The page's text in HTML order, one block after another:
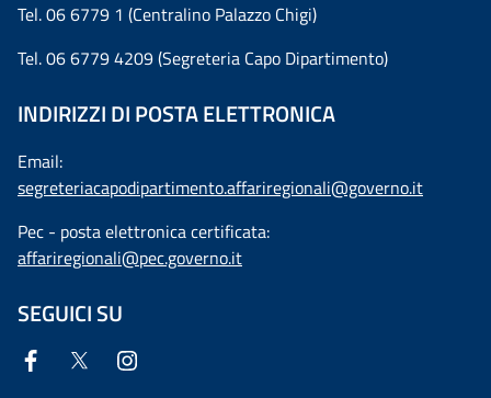
Tel. 06 6779 1 (Centralino Palazzo Chigi)
Tel. 06 6779 4209 (Segreteria Capo Dipartimento)
INDIRIZZI DI POSTA ELETTRONICA
Email:
segreteriacapodipartimento.affariregionali@governo.it
Pec - posta elettronica certificata:
affariregionali@pec.governo.it
SEGUICI SU